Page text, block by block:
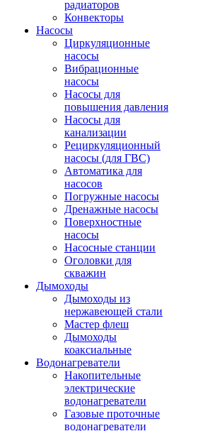
радиаторов
Конвекторы
Насосы
Циркуляционные
насосы
Вибрационные
насосы
Насосы для
повышения давления
Насосы для
канализации
Рециркуляционный
насосы (для ГВС)
Автоматика для
насосов
Погружные насосы
Дренажные насосы
Поверхностные
насосы
Насосные станции
Оголовки для
скважин
Дымоходы
Дымоходы из
нержавеющей стали
Мастер флеш
Дымоходы
коаксиальные
Водонагреватели
Накопительные
электрические
водонагреватели
Газовые проточные
водонагреватели